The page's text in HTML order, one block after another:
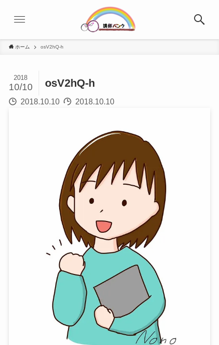
ホーム osV2hQ-h
osV2hQ-h
2018
10/10
2018.10.10 2018.10.10